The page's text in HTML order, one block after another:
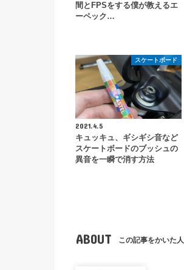
間とFPSをする僕が教えるエ
ーペック…
スケートボード
2021.4.5
キュッキュ、ギシギシ音など
スケートボードのブッシュの
異音を一瞬で消す方法
ABOUT この記事をかいた人